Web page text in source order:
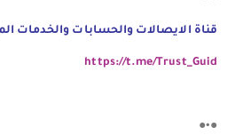
قناة الايصالات والحسابات والخدمات
https://t.me/Trust_Guid
●•●